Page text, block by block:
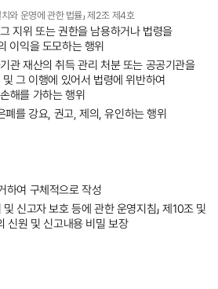
와 운영에 관한 법률」 제2조 제4호
지위 또는 권한을 남용하거나 법령을
이익을 도모하는 행위
관 재산의 취득 관리 처분 또는 공공기관을
그 이행에 있어서 법령에 위반하여
해를 가하는 행위
폐를 강요, 권고, 제의, 유인하는 행위
하여 구체적으로 작성
및 신고자 보호 등에 관한 운영지침」 제10조 및
신원 및 신고내용 비밀 보장